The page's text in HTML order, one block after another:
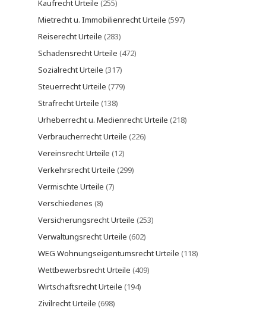
Kaufrecht Urteile (255)
Mietrecht u. Immobilienrecht Urteile (597)
Reiserecht Urteile (283)
Schadensrecht Urteile (472)
Sozialrecht Urteile (317)
Steuerrecht Urteile (779)
Strafrecht Urteile (138)
Urheberrecht u. Medienrecht Urteile (218)
Verbraucherrecht Urteile (226)
Vereinsrecht Urteile (12)
Verkehrsrecht Urteile (299)
Vermischte Urteile (7)
Verschiedenes (8)
Versicherungsrecht Urteile (253)
Verwaltungsrecht Urteile (602)
WEG Wohnungseigentumsrecht Urteile (118)
Wettbewerbsrecht Urteile (409)
Wirtschaftsrecht Urteile (194)
Zivilrecht Urteile (698)